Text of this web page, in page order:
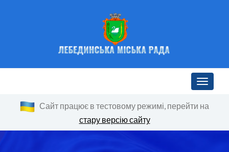
Toggle
Сайт працює в тестовому режимі, перейти на
стару версію сайту